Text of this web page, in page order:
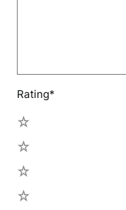
Rating*